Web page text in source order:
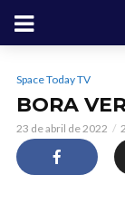
Space Today TV
BORA
23 de abril de 2022